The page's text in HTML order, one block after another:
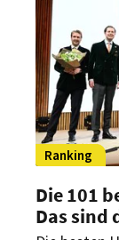
Ranking
Die 101
Das sind